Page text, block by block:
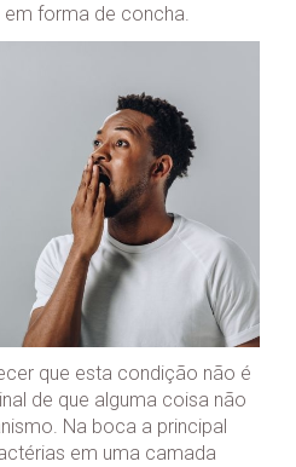
forma de concha.
que esta condição não é
de que alguma coisa não
Na boca a principal
em uma camada